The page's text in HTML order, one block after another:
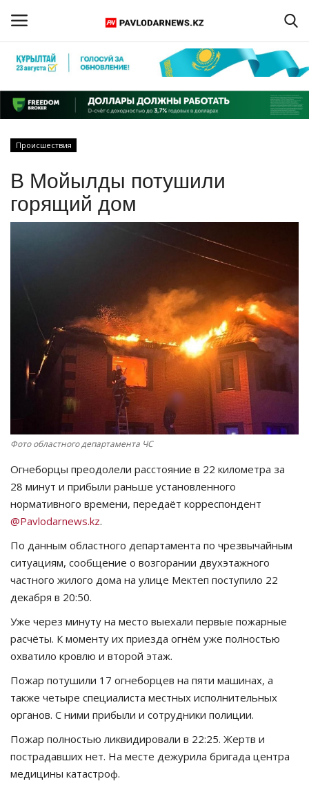
Регистрация
Главная
ПАВЛОДАРСКАЯ ОБЛАСТЬ
СПЕЦПРОЕКТЫ
СПОРТ
Чек-лист
РАЗВЛЕЧЕНИЯ
OFFICIAL
Курултай
Язык
Происшествия
В Мойылды потушили
горящий дом
Фото областного департамента ЧС
Огнеборцы преодолели расстояние в 22 километра за
28 минут и прибыли раньше установленного
нормативного времени, передаёт корреспондент
@Pavlodarnews.kz.
По данным областного департамента по чрезвычайным
ситуациям, сообщение о возгорании двухэтажного
частного жилого дома на улице Мектеп поступило 22
декабря в 20:50.
Уже через минуту на место выехали первые пожарные
расчёты. К моменту их приезда огнём уже полностью
охватило кровлю и второй этаж.
Пожар потушили 17 огнеборцев на пяти машинах, а
также четыре специалиста местных исполнительных
органов. С ними прибыли и сотрудники полиции.
Пожар полностью ликвидировали в 22:25. Жертв и
пострадавших нет. На месте дежурила бригада центра
медицины катастроф.